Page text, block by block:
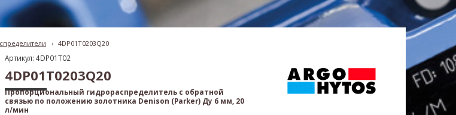
› 4DP01T0203Q20
Артикул: 4DP01T02
4DP01T0203Q20
Пропорциональный гидрораспределитель с обратной
связью по положению золотника Denison (Parker) Ду 6 мм, 20
л/мин